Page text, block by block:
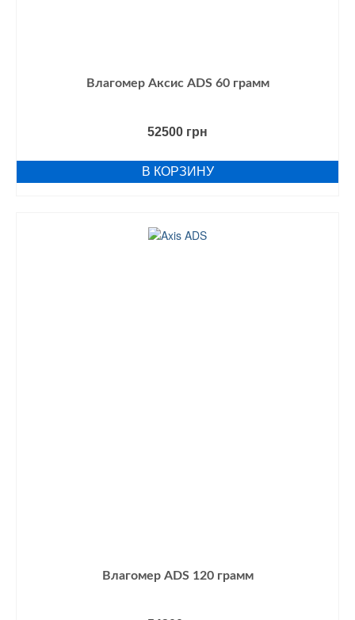
Влагомер Аксис ADS 60 грамм
52500 грн
В КОРЗИНУ
Влагомер ADS 120 грамм